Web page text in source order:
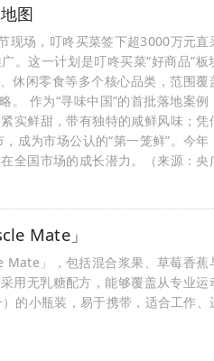
图
场，叮咚买菜签下超3000万元直
。这一计划是叮咚买菜“好商品”板
闲零食等多个核心品类，范围覆
。 作为“寻味中国”的首批落地案例
实鲜甜，带有独特的咸鲜风味；凭
成为市场公认的“第一笼鲜”。今年
全国市场的成长潜力。（来源：央
Mate」
」，包括混合浆果、草莓香蕉
用无乳糖配方，能够覆盖从专业运
的小瓶装，易于携带，适合工作、